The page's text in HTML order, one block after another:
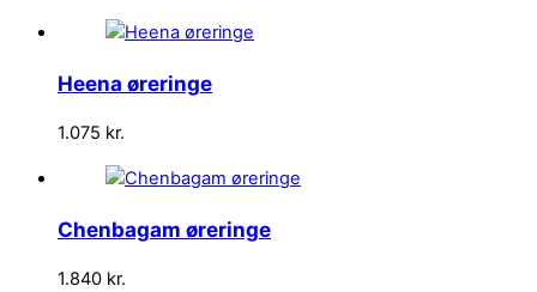
Heena øreringe
1.075 kr.
Chenbagam øreringe
1.840 kr.